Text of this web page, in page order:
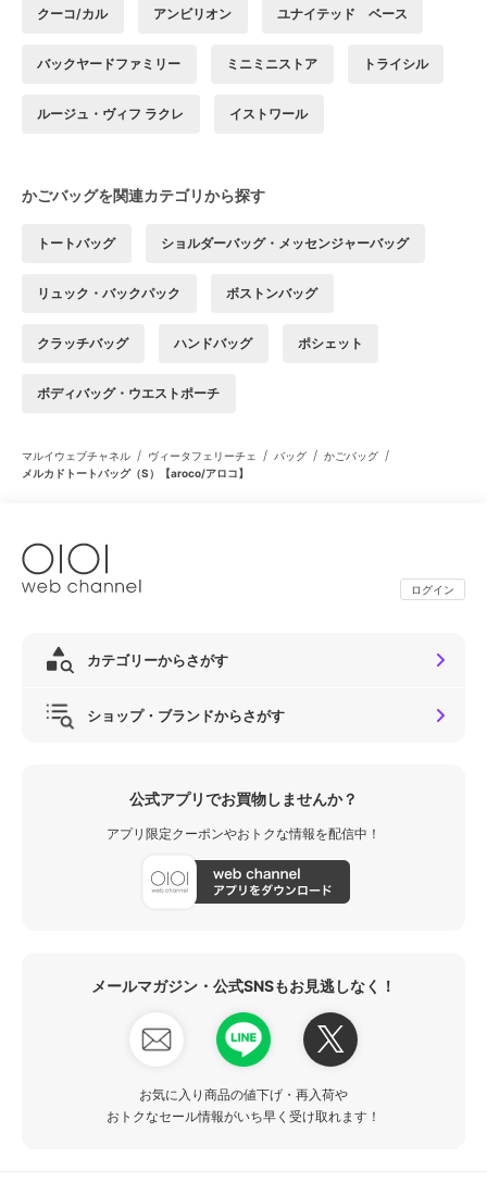
クーコ/カル アンビリオン ユナイテッド ベース
バックヤードファミリー ミニミニストア トライシル
ルージュ・ヴィフ ラクレ イストワール
かごバッグを関連カテゴリから探す
トートバッグ ショルダーバッグ・メッセンジャーバッグ
リュック・バックパック ボストンバッグ
クラッチバッグ ハンドバッグ ポシェット
ボディバッグ・ウエストポーチ
マルイウェブチャネル / ヴィータフェリーチェ / バッグ / かごバッグ /
メルカドトートバッグ（S）【aroco/アロコ】
ログイン
カテゴリーからさがす
ショップ・ブランドからさがす
公式アプリでお買物しませんか？
アプリ限定クーポンやおトクな情報を配信中！
メールマガジン・公式SNSもお見逃しなく！
お気に入り商品の値下げ・再入荷や
おトクなセール情報がいち早く受け取れます！